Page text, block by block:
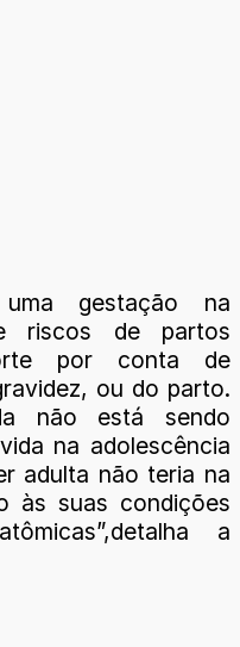
gestação na
riscos de partos
por conta de
ou do parto.
não está sendo
na adolescência
adulta não teria na
às suas condições
a